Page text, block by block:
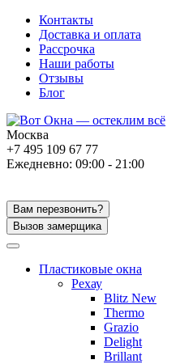
Контакты
Доставка и оплата
Рассрочка
Наши работы
Отзывы
Блог
Москва
+7 495 109 67 77
Ежедневно: 09:00 - 21:00
Вам перезвонить?
Вызов замерщика
Пластиковые окна
Рехау
Blitz New
Thermo
Grazio
Delight
Brillant